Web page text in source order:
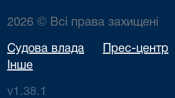
2026 © Всі права захищені
Судова влада Прес-центр
Інше
v1.38.1